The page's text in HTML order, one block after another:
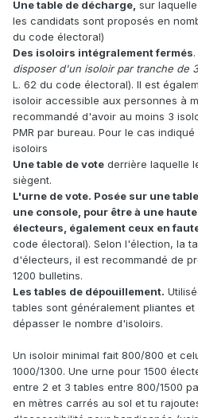
Une table de décharge, sur
les candidats sont proposés en
du code électoral)
Des isoloirs intégralement fermés.
disposer d'un isoloir par tranche de
L. 62 du code électoral). Il est
isoloir accessible aux personnes à
recommandé d'avoir au moins 3
PMR par bureau. Pour le cas
isoloirs
Une table de vote derrière laquelle
siègent.
L'urne de vote. Posée sur une
une console, pour être à une
électeurs, également ceux en
code électoral). Selon l'élection, la
d'électeurs, il est recommandé de
1200 bulletins.
Les tables de dépouillement.
tables sont généralement pliantes
dépasser le nombre d'isoloirs.
Un isoloir minimal fait 800/800 et
1000/1300. Une urne pour 1500
entre 2 et 3 tables entre 800/1500
en mètres carrés au sol et tu